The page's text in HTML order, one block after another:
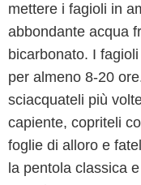
mettere i fagioli in
abbondante acqua
bicarbonato. I
per almeno 8-20
sciacquateli più
capiente, copriteli
foglie di alloro e
la pentola classica